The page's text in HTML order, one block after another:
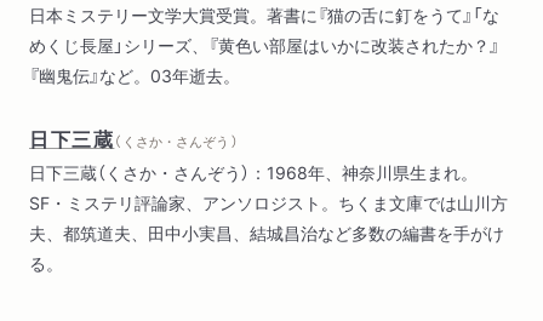
日本ミステリー文学大賞受賞。著書に『猫の舌に釘をうて』「な
めくじ長屋」シリーズ、『黄色い部屋はいかに改装されたか？』
『幽鬼伝』など。03年逝去。
日下三蔵（ くさか・さんぞう ）
日下三蔵（くさか・さんぞう）：1968年、神奈川県生まれ。
SF・ミステリ評論家、アンソロジスト。ちくま文庫では山川方
夫、都筑道夫、田中小実昌、結城昌治など多数の編書を手がけ
る。